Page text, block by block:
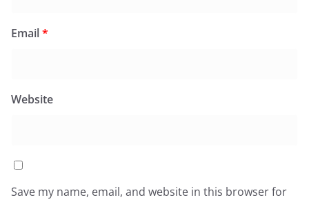
Email*
Website
Save my name, email, and website in this browser for